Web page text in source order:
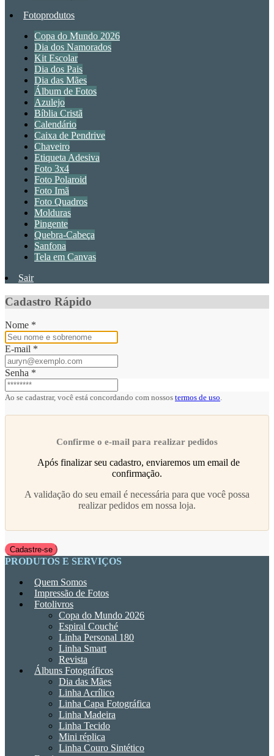
Fotoprodutos
Copa do Mundo 2026
Dia dos Namorados
Kit Escolar
Dia dos Pais
Dia das Mães
Álbum de Fotos
Azulejo
Bíblia Cristã
Calendário
Caixa de Pendrive
Chaveiro
Etiqueta Adesiva
Foto 3x4
Foto Polaroid
Foto Imã
Foto Quadros
Molduras
Pingente
Quebra-Cabeça
Sanfona
Tela em Canvas
Sair
Cadastro Rápido
Nome *
E-mail *
Senha *
Ao se cadastrar, você está concordando com nossos termos de uso.
Confirme o e-mail para realizar pedidos
Após finalizar seu cadastro, enviaremos um email de
confirmação.
A validação do seu email é necessária para que você possa
realizar pedidos em nossa loja.
Cadastre-se
PRODUTOS E SERVIÇOS
Quem Somos
Impressão de Fotos
Fotolivros
Copa do Mundo 2026
Espiral Couché
Linha Personal 180
Linha Smart
Revista
Álbuns Fotográficos
Dia das Mães
Linha Acrílico
Linha Capa Fotográfica
Linha Madeira
Linha Tecido
Mini réplica
Linha Couro Sintético